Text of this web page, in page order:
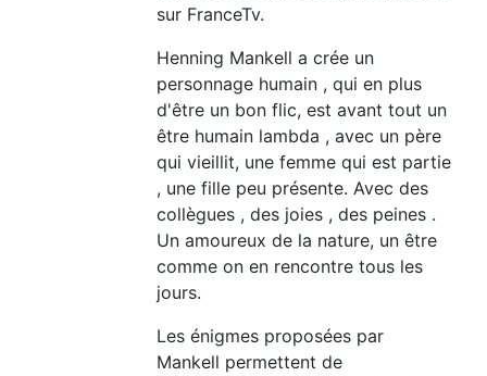
sur FranceTv.
Henning Mankell a crée un
personnage humain , qui en plus
d'être un bon flic, est avant tout un
être humain lambda , avec un père
qui vieillit, une femme qui est partie
, une fille peu présente. Avec des
collègues , des joies , des peines .
Un amoureux de la nature, un être
comme on en rencontre tous les
jours.
Les énigmes proposées par
Mankell permettent de